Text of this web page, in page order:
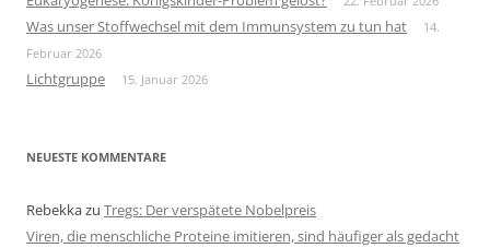
Was unser Stoffwechsel mit dem Immunsystem zu tun hat
14.
Februar 2026
Lichtgruppe 15. Januar 2026
NEUESTE KOMMENTARE
Rebekkazu Tregs: Der verspätete Nobelpreis
Viren, die menschliche Proteine imitieren, sind häufiger als gedacht